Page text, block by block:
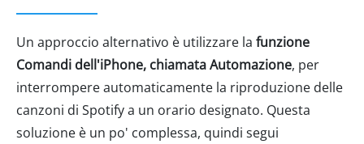
Un approccio alternativo è utilizzare la funzione
Comandi dell'iPhone, chiamata Automazione, per
interrompere automaticamente la riproduzione delle
canzoni di Spotify a un orario designato. Questa
soluzione è un po' complessa, quindi segui